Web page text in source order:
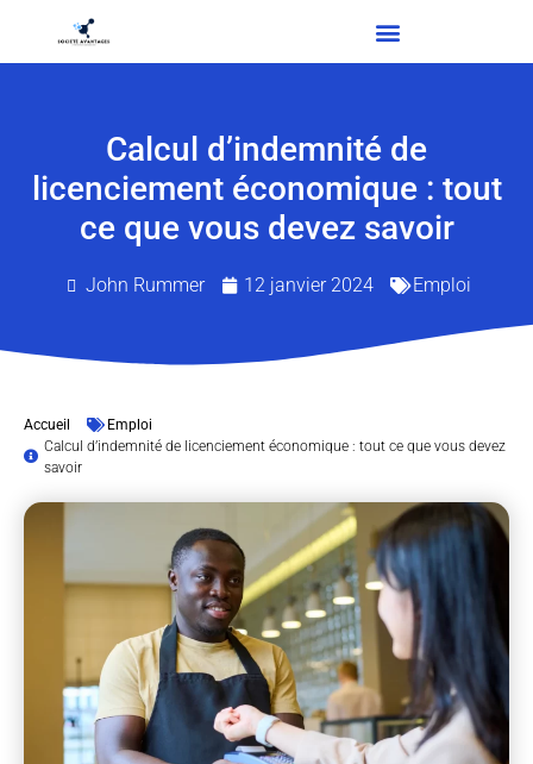
Calcul d’indemnité de
licenciement économique : tout
ce que vous devez savoir
John Rummer 12 janvier 2024 Emploi
Accueil
Emploi
Calcul d’indemnité de licenciement économique : tout ce que vous devez
savoir